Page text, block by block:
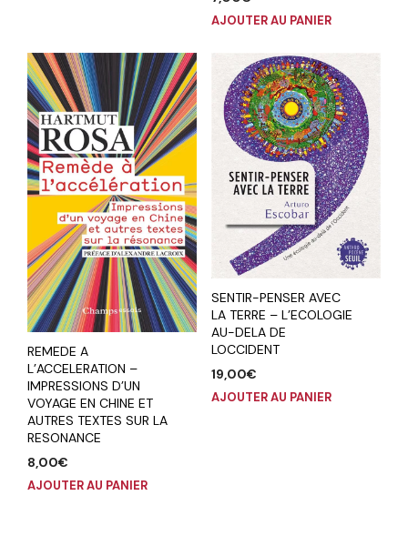
AJOUTER AU PANIER
REMEDE A
L’ACCELERATION –
IMPRESSIONS D’UN
VOYAGE EN CHINE ET
AUTRES TEXTES SUR LA
RESONANCE
8,00€
AJOUTER AU PANIER
SENTIR-PENSER AVEC
LA TERRE – L’ECOLOGIE
AU-DELA DE
LOCCIDENT
19,00€
AJOUTER AU PANIER